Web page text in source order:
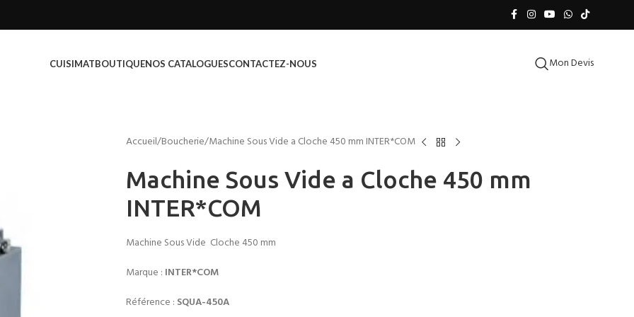
CUISIMATBOUTIQUENOS CATALOGUESCONTACTEZ-NOUS Mon Devis
Accueil Boucherie Machine Sous Vide a Cloche 450 mm INTER*COM
Machine Sous Vide a Cloche 450 mm
INTER*COM
Machine Sous Vide Cloche 450 mm
Marque : INTER*COM
Référence : SQUA-450A